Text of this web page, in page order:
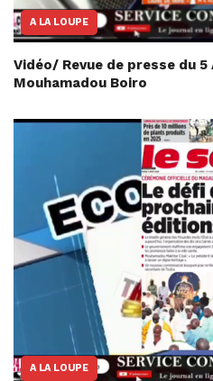
A LA LOUPE
Vidéo/ Revue de presse du
Mouhamadou Boiro
A LA LOUPE